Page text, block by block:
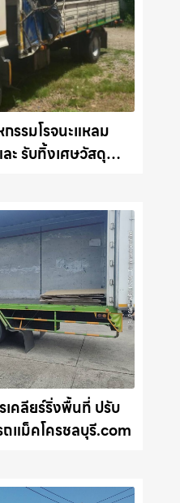
รมโรจนะแหลม
ะ รับทิ้งเศษวัสดุ
เคลียร์ริ่งพื้นที่ ปรับ
แม็คโครชลบุรี.com